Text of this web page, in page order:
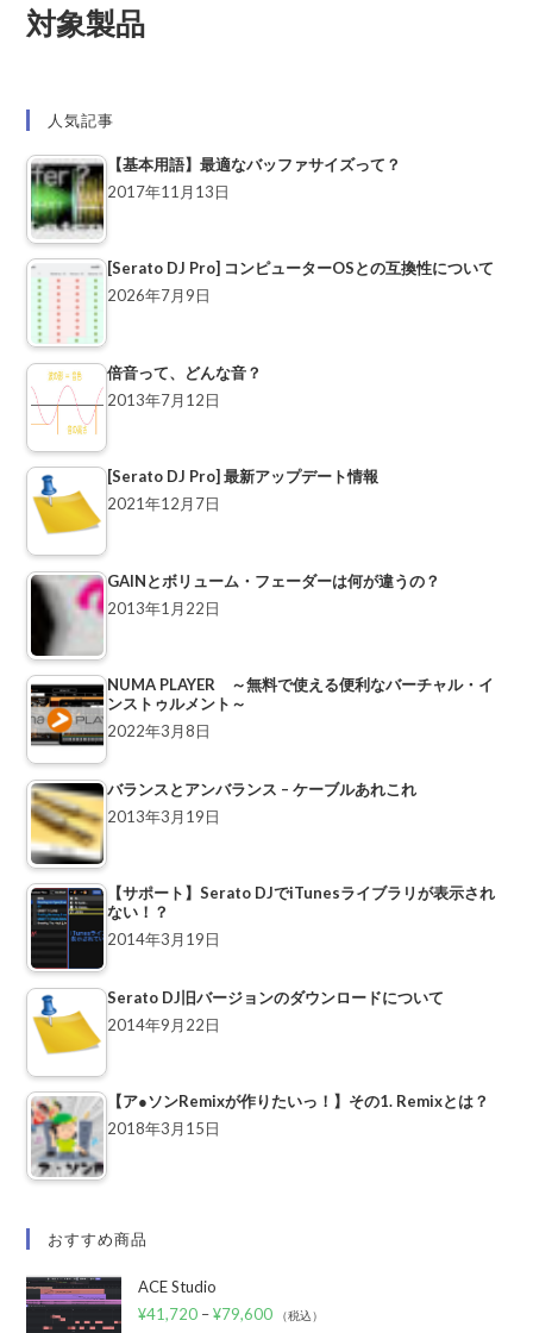
対象製品
人気記事
【基本用語】最適なバッファサイズって？
2017年11月13日
[Serato DJ Pro] コンピューターOSとの互換性について
2026年7月9日
倍音って、どんな音？
2013年7月12日
[Serato DJ Pro] 最新アップデート情報
2021年12月7日
GAINとボリューム・フェーダーは何が違うの？
2013年1月22日
NUMA PLAYER ～無料で使える便利なバーチャル・イ
ンストゥルメント～
2022年3月8日
バランスとアンバランス – ケーブルあれこれ
2013年3月19日
【サポート】Serato DJでiTunesライブラリが表示され
ない！？
2014年3月19日
Serato DJ旧バージョンのダウンロードについて
2014年9月22日
【ア●ソンRemixが作りたいっ！】その1. Remixとは？
2018年3月15日
おすすめ商品
ACE Studio
¥41,720 –¥79,600 （税込）